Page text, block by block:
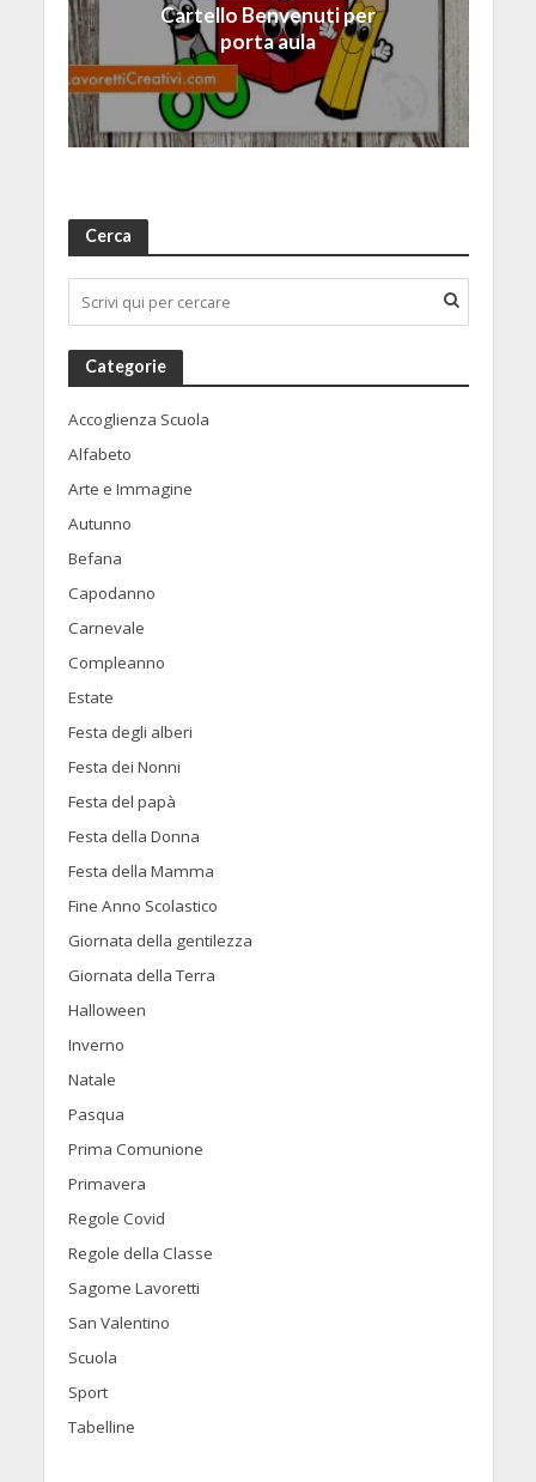
Cartello Benvenuti per
porta aula
Cerca
Categorie
Accoglienza Scuola
Alfabeto
Arte e Immagine
Autunno
Befana
Capodanno
Carnevale
Compleanno
Estate
Festa degli alberi
Festa dei Nonni
Festa del papà
Festa della Donna
Festa della Mamma
Fine Anno Scolastico
Giornata della gentilezza
Giornata della Terra
Halloween
Inverno
Natale
Pasqua
Prima Comunione
Primavera
Regole Covid
Regole della Classe
Sagome Lavoretti
San Valentino
Scuola
Sport
Tabelline